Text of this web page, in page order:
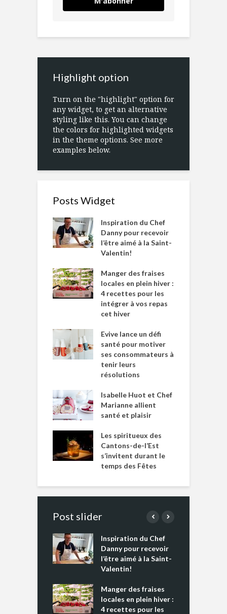
Highlight option
Turn on the "highlight" option for
any widget, to get an alternative
styling like this. You can change
the colors for highlighted widgets
in the theme options. See more
examples below.
Posts Widget
Inspiration du Chef
Danny pour recevoir
l’être aimé à la Saint-
Valentin!
Manger des fraises
locales en plein hiver :
4 recettes pour les
intégrer à vos repas
cet hiver
Evive lance un défi
santé pour motiver
ses consommateurs à
tenir leurs
résolutions
Isabelle Huot et Chef
Marianne allient
santé et plaisir
Les spiritueux des
Cantons-de-l’Est
s’invitent durant le
temps des Fêtes
Post slider
Inspiration du Chef
Danny pour recevoir
l’être aimé à la Saint-
Valentin!
Manger des fraises
locales en plein hiver :
4 recettes pour les